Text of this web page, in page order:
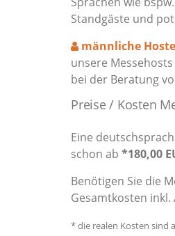
Standgäste und
männliche
unsere
bei der Beratung
Preise / Kosten
Eine
schon ab *180,00
Benötigen Sie die
Gesamtkosten
* die realen Kosten sind